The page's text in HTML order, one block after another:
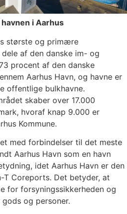
i Aarhus
største og primære
af den danske im- og
procent af den danske
Aarhus Havn, og havne er
offentlige bulkhavne.
skaber over 17.000
hvoraf knap 9.000 er
Kommune.
med forbindelser til det meste
Aarhus Havn som en havn
idet Aarhus Havn er den
T Coreports. Det betyder, at
for forsyningssikkerheden og
og personer.